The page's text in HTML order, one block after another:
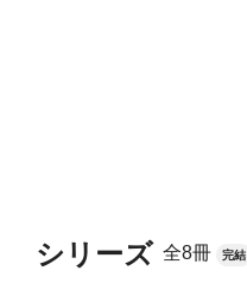
シリーズ 全8冊 完結